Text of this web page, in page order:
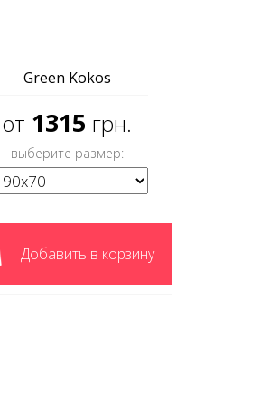
Green Kokos
от 1315 грн.
выберите размер:
Добавить в корзину